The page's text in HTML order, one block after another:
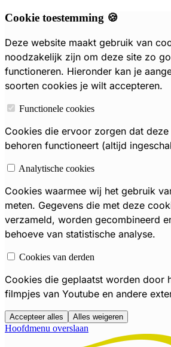
Cookie toestemming 🍪
Deze website maakt gebruik van
noodzakelijk zijn om deze site zo
functioneren. Hieronder kan je
soorten cookies je wilt accepteren.
Functionele cookies
Cookies die ervoor zorgen dat
behoren functioneert (altijd
Analytische cookies
Cookies waarmee wij het gebruik
meten. Gegevens die met deze
verzameld, worden gecombineerd
behoeve van statistische analyse.
Cookies van derden
Cookies die geplaatst worden door
filmpjes van Youtube en andere
Accepteer alles Alles weigeren
Hoofdmenu overslaan